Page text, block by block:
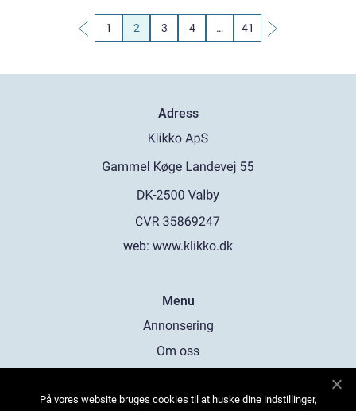
1 2 3 4 … 41
Adress
web: www.klikko.dk
Menu
Annonsering
Om oss
Kontakta oss
På vores website bruges cookies til at huske dine indstillinger,